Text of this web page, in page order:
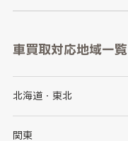
車買取対応地域一覧
北海道・東北
北海道
関東